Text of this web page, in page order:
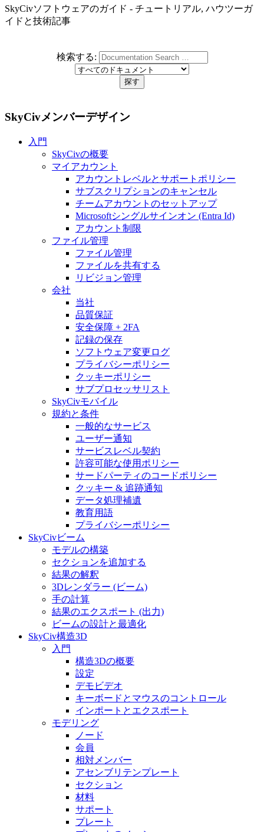
SkyCivソフトウェアのガイド - チュートリアル, ハウツーガ
イドと技術記事
検索する:
SkyCivメンバーデザイン
入門
SkyCivの概要
マイアカウント
アカウントレベルとサポートポリシー
サブスクリプションのキャンセル
チームアカウントのセットアップ
Microsoftシングルサインオン (Entra Id)
アカウント制限
ファイル管理
ファイル管理
ファイルを共有する
リビジョン管理
会社
当社
品質保証
安全保障 + 2FA
記録の保存
ソフトウェア変更ログ
プライバシーポリシー
クッキーポリシー
サブプロセッサリスト
SkyCivモバイル
規約と条件
一般的なサービス
ユーザー通知
サービスレベル契約
許容可能な使用ポリシー
サードパーティのコードポリシー
クッキー & 追跡通知
データ処理補遺
教育用語
プライバシーポリシー
SkyCivビーム
モデルの構築
セクションを追加する
結果の解釈
3Dレンダラー (ビーム)
手の計算
結果のエクスポート (出力)
ビームの設計と最適化
SkyCiv構造3D
入門
構造3Dの概要
設定
デモビデオ
キーボードとマウスのコントロール
インポートとエクスポート
モデリング
ノード
会員
相対メンバー
アセンブリテンプレート
セクション
材料
サポート
プレート